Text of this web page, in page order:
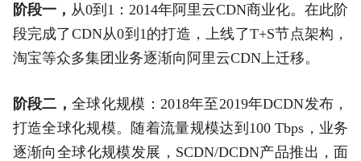
阶段一， 从0到1：2014年阿里云CDN商业化。在此阶
段完成了CDN从0到1的打造，上线了T+S节点架构，
淘宝等众多集团业务逐渐向阿里云CDN上迁移。
阶段二， 全球化规模：2018年至2019年DCDN发布，
打造全球化规模。随着流量规模达到100 Tbps，业务
逐渐向全球化规模发展，SCDN/DCDN产品推出，面